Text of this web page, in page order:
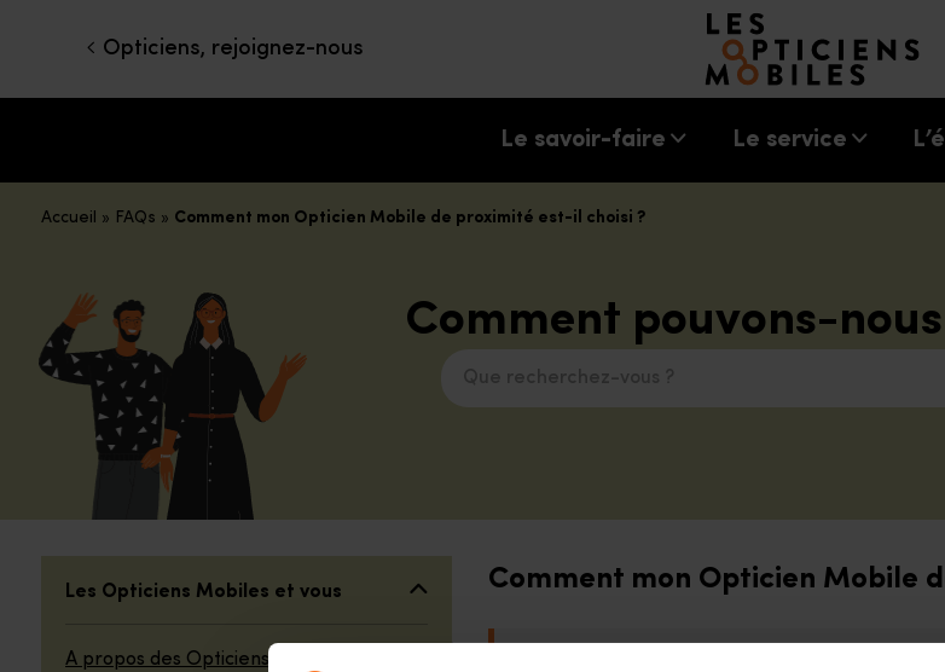
Accéder à notre page
Le savoir-faire Le service
Opticiens, rejoignez-nous
Accueil » FAQs » Comment mon Opticien Mobile de proximité est-il choisi ?
Comment pouvons-
Les Opticiens Mobiles et vous
A propos des Opticiens Mobiles
Comment mon Opticien Mobile